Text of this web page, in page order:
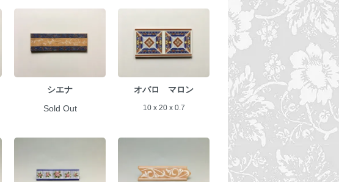
シエナ
Sold Out
オバロ マロン
10 x 20 x 0.7